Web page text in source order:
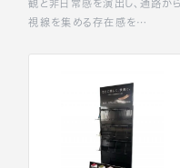
観と非日常感を演出し、通路か
視線を集める存在感を…